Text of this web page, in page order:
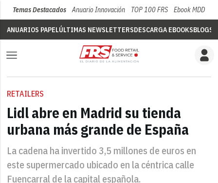
Temas Destacados Anuario Innovación TOP 100 FRS Ebook MDD
ANUARIOS PAPELÚLTIMAS NEWSLETTERSDESCARGA EBOOKSBLOGS
RETAILERS
Lidl abre en Madrid su tienda
urbana más grande de España
La cadena ha invertido 3,5 millones de euros en
este supermercado ubicado en la céntrica calle
Fuencarral de la capital española.